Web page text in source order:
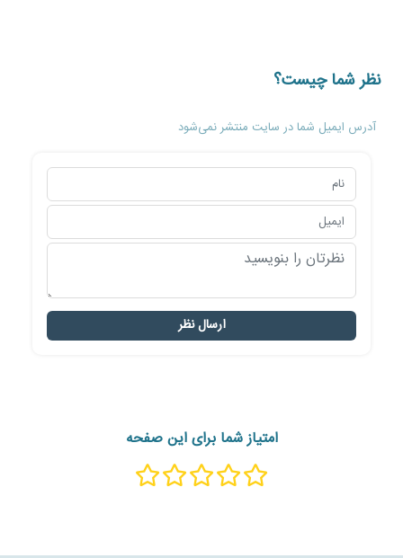
نظر شما چیست؟
آدرس ایمیل شما در سایت منتشر نمی‌شود
ارسال نظر
امتیاز شما برای این صفحه